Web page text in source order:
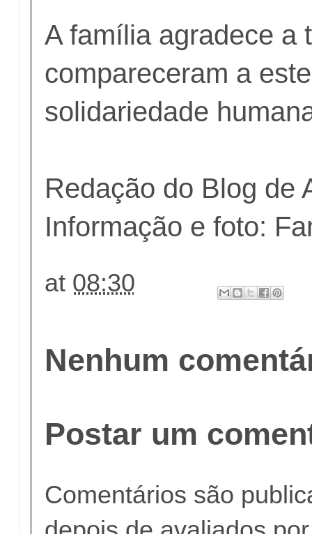
A família agradece a
compareceram a
solidariedade
Redação do Blog de
Informação e foto:
at 08:30
Nenhum
Postar um
Comentários são